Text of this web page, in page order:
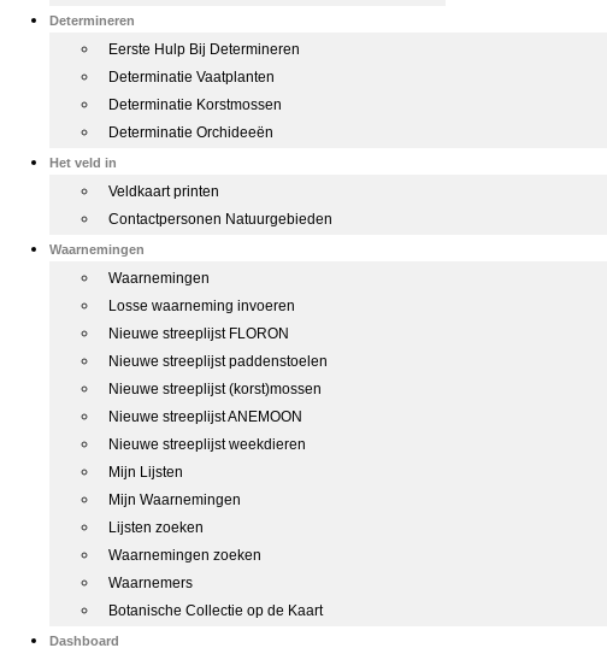
Determineren
Eerste Hulp Bij Determineren
Determinatie Vaatplanten
Determinatie Korstmossen
Determinatie Orchideeën
Het veld in
Veldkaart printen
Contactpersonen Natuurgebieden
Waarnemingen
Waarnemingen
Losse waarneming invoeren
Nieuwe streeplijst FLORON
Nieuwe streeplijst paddenstoelen
Nieuwe streeplijst (korst)mossen
Nieuwe streeplijst ANEMOON
Nieuwe streeplijst weekdieren
Mijn Lijsten
Mijn Waarnemingen
Lijsten zoeken
Waarnemingen zoeken
Waarnemers
Botanische Collectie op de Kaart
Dashboard